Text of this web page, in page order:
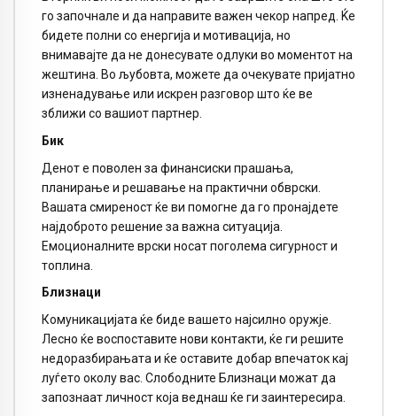
го започнале и да направите важен чекор напред. Ќе
бидете полни со енергија и мотивација, но
внимавајте да не донесувате одлуки во моментот на
жештина. Во љубовта, можете да очекувате пријатно
изненадување или искрен разговор што ќе ве
зближи со вашиот партнер.
Бик
Денот е поволен за финансиски прашања,
планирање и решавање на практични обврски.
Вашата смиреност ќе ви помогне да го пронајдете
најдоброто решение за важна ситуација.
Емоционалните врски носат поголема сигурност и
топлина.
Близнаци
Комуникацијата ќе биде вашето најсилно оружје.
Лесно ќе воспоставите нови контакти, ќе ги решите
недоразбирањата и ќе оставите добар впечаток кај
луѓето околу вас. Слободните Близнаци можат да
запознаат личност која веднаш ќе ги заинтересира.